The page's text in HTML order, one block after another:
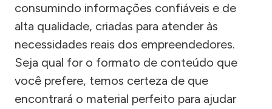
consumindo informações confiáveis e de
alta qualidade, criadas para atender às
necessidades reais dos empreendedores.
Seja qual for o formato de conteúdo que
você prefere, temos certeza de que
encontrará o material perfeito para ajudar